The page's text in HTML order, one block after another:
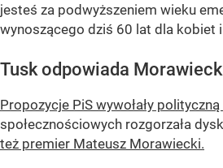
jesteś za podwyższeniem wieku
wynoszącego dziś 60 lat dla kobiet
Tusk odpowiada
Propozycje PiS wywołały
społecznościowych rozgorzała
też premier Mateusz Morawiecki.